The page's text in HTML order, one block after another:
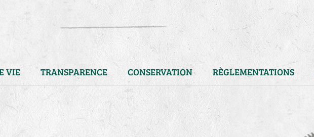
VIE TRANSPARENCE CONSERVATION RÈGLEMENTATIONS